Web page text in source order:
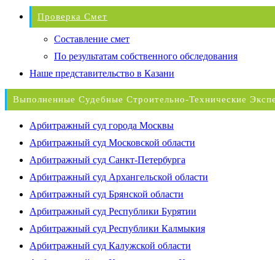
Проверка Смет
Составление смет
По результатам собственного обследования
Наше представительство в Казани
Выполненные Судебные Строительно-Технические
Арбитражный суд города Москвы
Арбитражный суд Московской области
Арбитражный суд Санкт-Петербурга
Арбитражный суд Архангельской области
Арбитражный суд Брянской области
Арбитражный суд Республики Бурятии
Арбитражный суд Республики Калмыкия
Арбитражный суд Калужской области